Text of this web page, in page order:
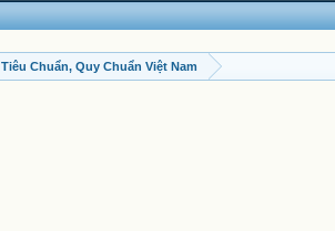
Tiêu Chuẩn, Quy Chuẩn Việt Nam